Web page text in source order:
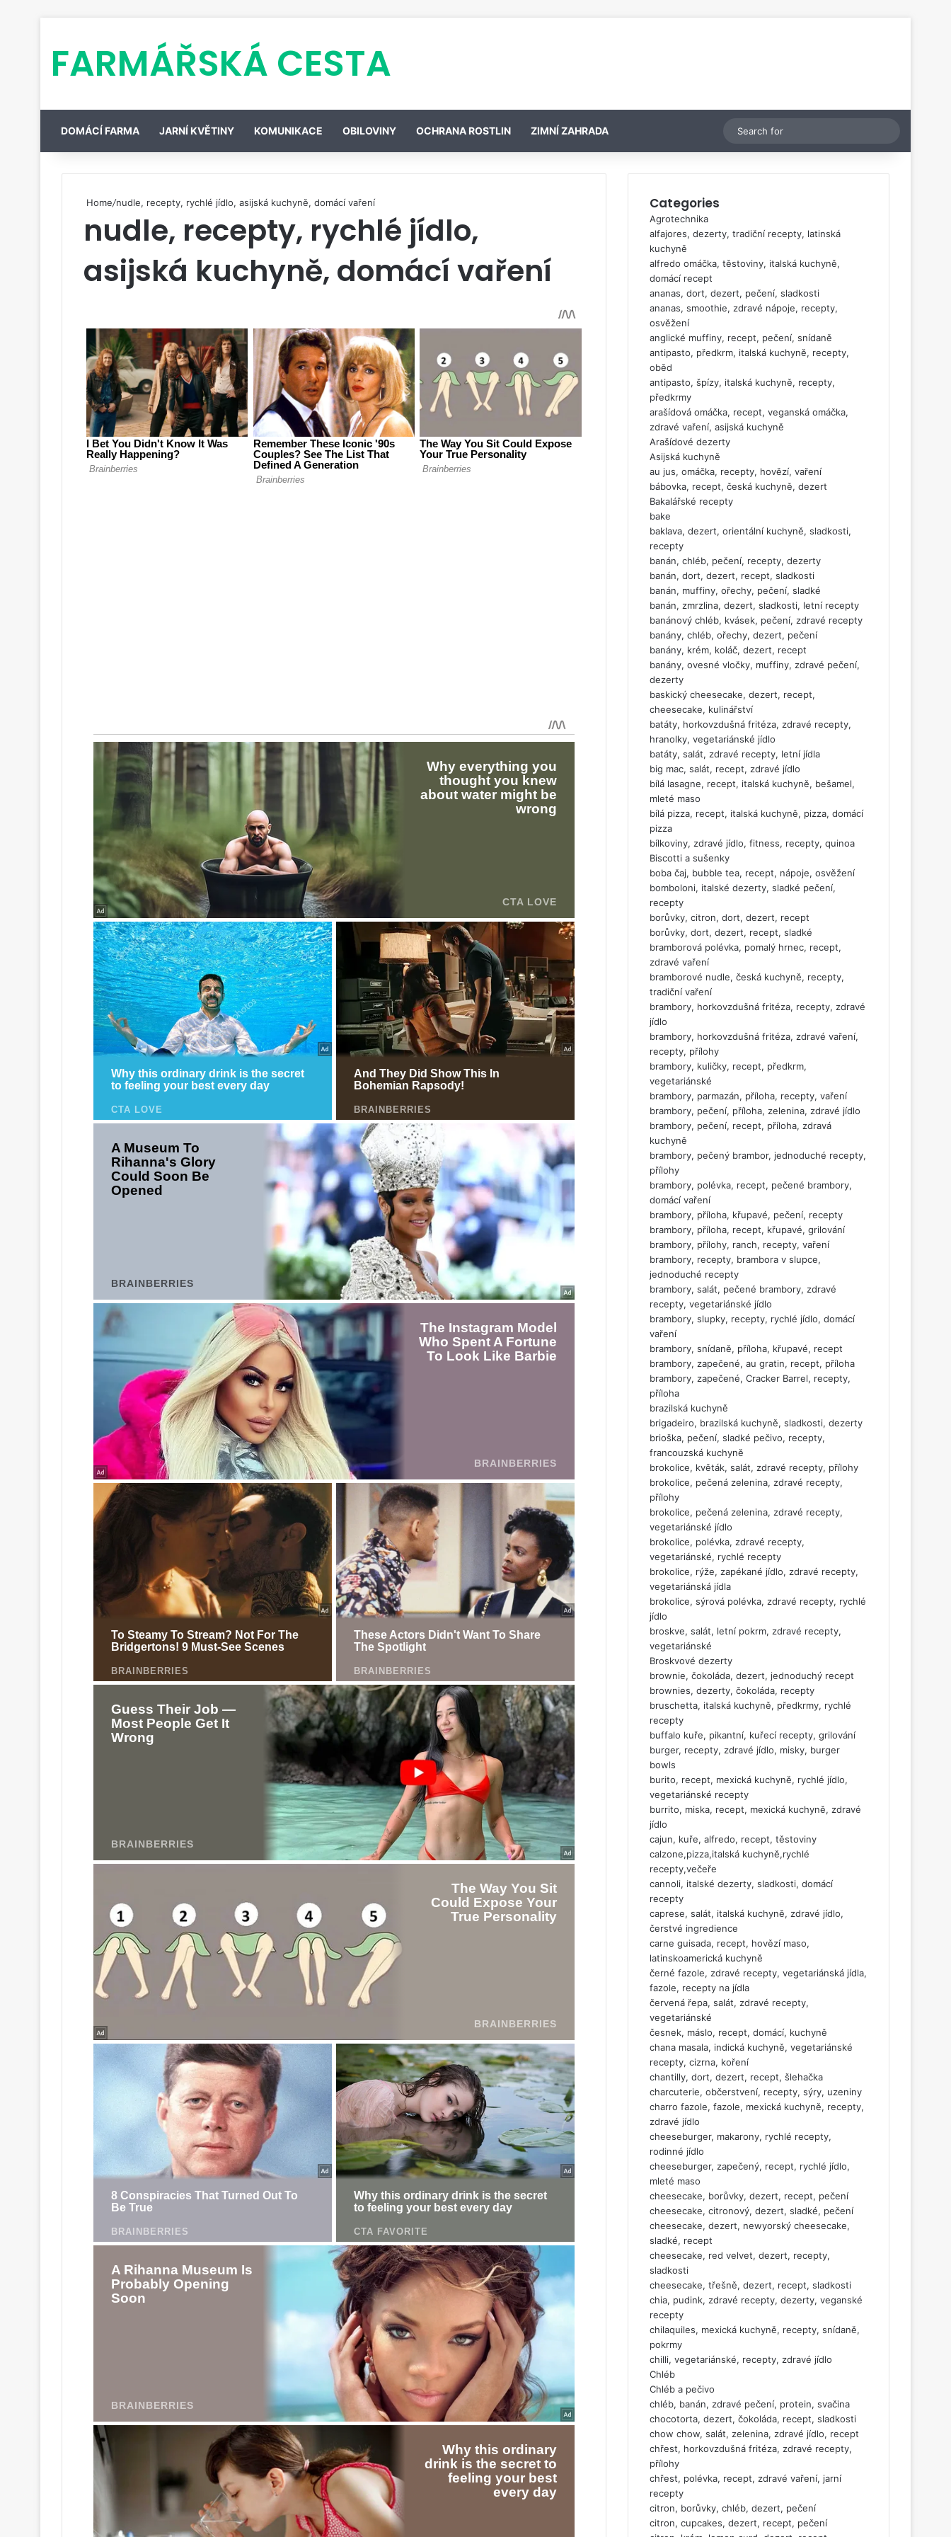
FARMÁŘSKÁ CESTA
DOMÁCÍ FARMA JARNÍ KVĚTINY KOMUNIKACE OBILOVINY OCHRANA ROSTLIN ZIMNÍ ZAHRADA Switch skin
for
Home/nudle, recepty, rychlé jídlo, asijská kuchyně, domácí vaření
nudle, recepty, rychlé jídlo,
asijská kuchyně, domácí vaření
Categories
Agrotechnika
alfajores, dezerty, tradiční recepty, latinská
kuchyně
alfredo omáčka, těstoviny, italská kuchyně,
domácí recept
ananas, dort, dezert, pečení, sladkosti
ananas, smoothie, zdravé nápoje, recepty,
osvěžení
anglické muffiny, recept, pečení, snídaně
antipasto, předkrm, italská kuchyně, recepty,
oběd
antipasto, špízy, italská kuchyně, recepty,
předkrmy
arašídová omáčka, recept, veganská omáčka,
zdravé vaření, asijská kuchyně
Arašídové dezerty
Asijská kuchyně
au jus, omáčka, recepty, hovězí, vaření
bábovka, recept, česká kuchyně, dezert
Bakalářské recepty
bake
baklava, dezert, orientální kuchyně, sladkosti,
recepty
banán, chléb, pečení, recepty, dezerty
banán, dort, dezert, recept, sladkosti
banán, muffiny, ořechy, pečení, sladké
banán, zmrzlina, dezert, sladkosti, letní recepty
banánový chléb, kvásek, pečení, zdravé recepty
banány, chléb, ořechy, dezert, pečení
banány, krém, koláč, dezert, recept
banány, ovesné vločky, muffiny, zdravé pečení,
dezerty
baskický cheesecake, dezert, recept,
cheesecake, kulinářství
batáty, horkovzdušná fritéza, zdravé recepty,
hranolky, vegetariánské jídlo
batáty, salát, zdravé recepty, letní jídla
big mac, salát, recept, zdravé jídlo
bílá lasagne, recept, italská kuchyně, bešamel,
mleté maso
bílá pizza, recept, italská kuchyně, pizza, domácí
pizza
bílkoviny, zdravé jídlo, fitness, recepty, quinoa
Biscotti a sušenky
boba čaj, bubble tea, recept, nápoje, osvěžení
bomboloni, italské dezerty, sladké pečení,
recepty
borůvky, citron, dort, dezert, recept
borůvky, dort, dezert, recept, sladké
bramborová polévka, pomalý hrnec, recept,
zdravé vaření
bramborové nudle, česká kuchyně, recepty,
tradiční vaření
brambory, horkovzdušná fritéza, recepty, zdravé
jídlo
brambory, horkovzdušná fritéza, zdravé vaření,
recepty, přílohy
brambory, kuličky, recept, předkrm,
vegetariánské
brambory, parmazán, příloha, recepty, vaření
brambory, pečení, příloha, zelenina, zdravé jídlo
brambory, pečení, recept, příloha, zdravá
kuchyně
brambory, pečený brambor, jednoduché recepty,
přílohy
brambory, polévka, recept, pečené brambory,
domácí vaření
brambory, příloha, křupavé, pečení, recepty
brambory, příloha, recept, křupavé, grilování
brambory, přílohy, ranch, recepty, vaření
brambory, recepty, brambora v slupce,
jednoduché recepty
brambory, salát, pečené brambory, zdravé
recepty, vegetariánské jídlo
brambory, slupky, recepty, rychlé jídlo, domácí
vaření
brambory, snídaně, příloha, křupavé, recept
brambory, zapečené, au gratin, recept, příloha
brambory, zapečené, Cracker Barrel, recepty,
příloha
brazilská kuchyně
brigadeiro, brazilská kuchyně, sladkosti, dezerty
brioška, pečení, sladké pečivo, recepty,
francouzská kuchyně
brokolice, květák, salát, zdravé recepty, přílohy
brokolice, pečená zelenina, zdravé recepty,
přílohy
brokolice, pečená zelenina, zdravé recepty,
vegetariánské jídlo
brokolice, polévka, zdravé recepty,
vegetariánské, rychlé recepty
brokolice, rýže, zapékané jídlo, zdravé recepty,
vegetariánská jídla
brokolice, sýrová polévka, zdravé recepty, rychlé
jídlo
broskve, salát, letní pokrm, zdravé recepty,
vegetariánské
Broskvové dezerty
brownie, čokoláda, dezert, jednoduchý recept
brownies, dezerty, čokoláda, recepty
bruschetta, italská kuchyně, předkrmy, rychlé
recepty
buffalo kuře, pikantní, kuřecí recepty, grilování
burger, recepty, zdravé jídlo, misky, burger
bowls
burito, recept, mexická kuchyně, rychlé jídlo,
vegetariánské recepty
burrito, miska, recept, mexická kuchyně, zdravé
jídlo
cajun, kuře, alfredo, recept, těstoviny
calzone,pizza,italská kuchyně,rychlé
recepty,večeře
cannoli, italské dezerty, sladkosti, domácí
recepty
caprese, salát, italská kuchyně, zdravé jídlo,
čerstvé ingredience
carne guisada, recept, hovězí maso,
latinskoamerická kuchyně
černé fazole, zdravé recepty, vegetariánská jídla,
fazole, recepty na jídla
červená řepa, salát, zdravé recepty,
vegetariánské
česnek, máslo, recept, domácí, kuchyně
chana masala, indická kuchyně, vegetariánské
recepty, cizrna, koření
chantilly, dort, dezert, recept, šlehačka
charcuterie, občerstvení, recepty, sýry, uzeniny
charro fazole, fazole, mexická kuchyně, recepty,
zdravé jídlo
cheeseburger, makarony, rychlé recepty,
rodinné jídlo
cheeseburger, zapečený, recept, rychlé jídlo,
mleté maso
cheesecake, borůvky, dezert, recept, pečení
cheesecake, citronový, dezert, sladké, pečení
cheesecake, dezert, newyorský cheesecake,
sladké, recept
cheesecake, red velvet, dezert, recepty,
sladkosti
cheesecake, třešně, dezert, recept, sladkosti
chia, pudink, zdravé recepty, dezerty, veganské
recepty
chilaquiles, mexická kuchyně, recepty, snídaně,
pokrmy
chilli, vegetariánské, recepty, zdravé jídlo
Chléb
Chléb a pečivo
chléb, banán, zdravé pečení, protein, svačina
chocotorta, dezert, čokoláda, recept, sladkosti
chow chow, salát, zelenina, zdravé jídlo, recept
chřest, horkovzdušná fritéza, zdravé recepty,
přílohy
chřest, polévka, recept, zdravé vaření, jarní
recepty
citron, borůvky, chléb, dezert, pečení
citron, cupcakes, dezert, recept, pečení